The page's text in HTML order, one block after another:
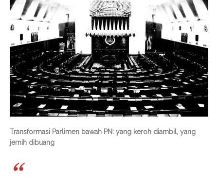
Transformasi Parlimen bawah PN: yang keroh diambil, yang
jernih dibuang